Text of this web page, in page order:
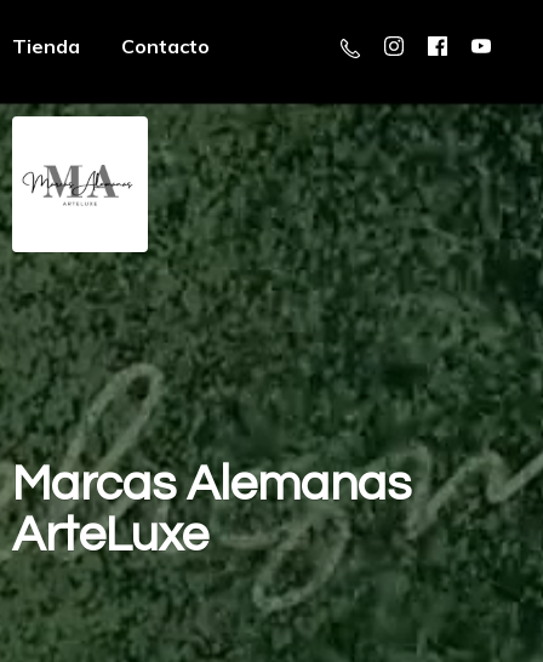
Tienda Contacto
MarcasAlemanas
ArteLuxe